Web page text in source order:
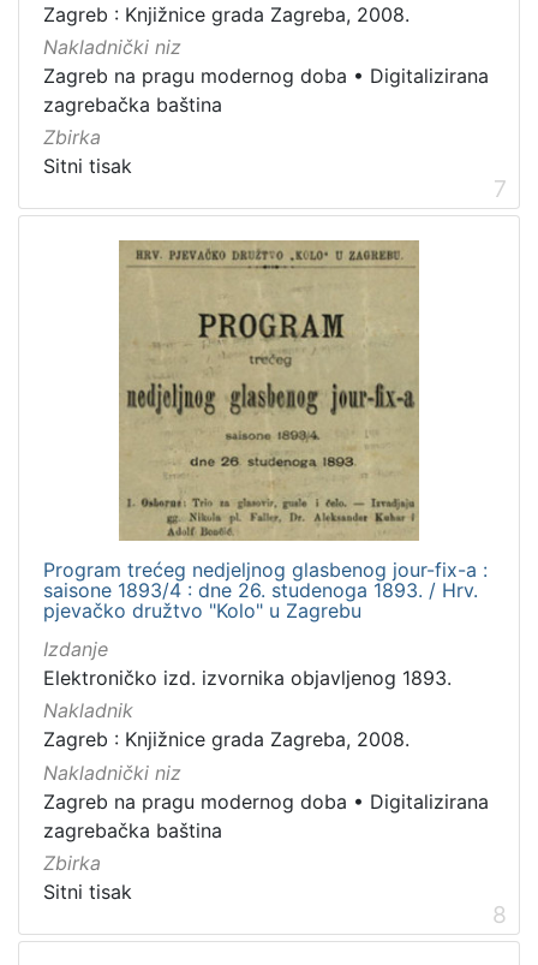
Zagreb : Knjižnice grada Zagreba, 2008.
Nakladnički niz
Zagreb na pragu modernog doba • Digitalizirana
zagrebačka baština
Zbirka
Sitni tisak
7
Program trećeg nedjeljnog glasbenog jour-fix-a :
saisone 1893/4 : dne 26. studenoga 1893. / Hrv.
pjevačko družtvo "Kolo" u Zagrebu
Izdanje
Elektroničko izd. izvornika objavljenog 1893.
Nakladnik
Zagreb : Knjižnice grada Zagreba, 2008.
Nakladnički niz
Zagreb na pragu modernog doba • Digitalizirana
zagrebačka baština
Zbirka
Sitni tisak
8